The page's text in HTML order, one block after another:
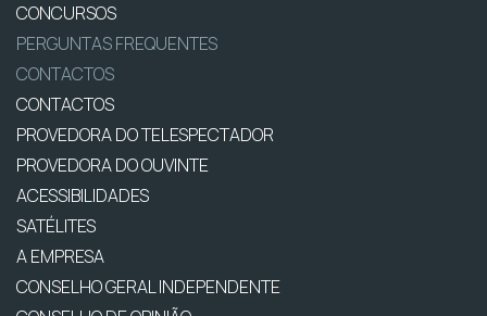
CONCURSOS
PERGUNTAS FREQUENTES
CONTACTOS
CONTACTOS
PROVEDORA DO TELESPECTADOR
PROVEDORA DO OUVINTE
ACESSIBILIDADES
SATÉLITES
A EMPRESA
CONSELHO GERAL INDEPENDENTE